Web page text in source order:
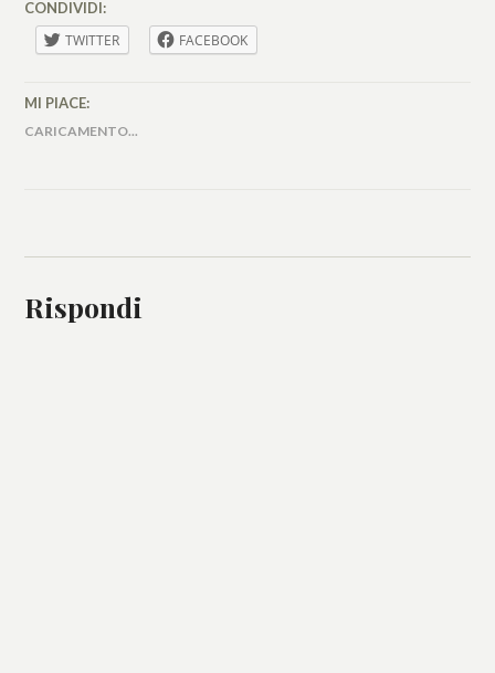
CONDIVIDI:
TWITTER FACEBOOK
MI PIACE:
CARICAMENTO...
Rispondi